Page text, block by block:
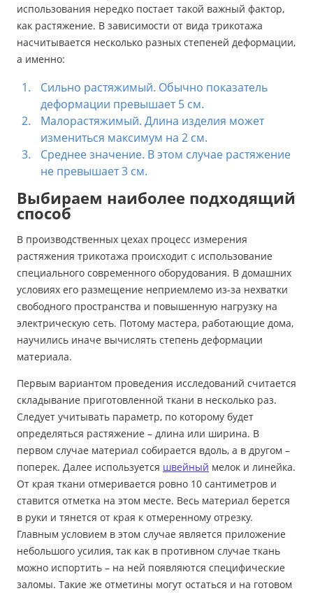
использования нередко постает такой важный фактор,
как растяжение. В зависимости от вида трикотажа
насчитывается несколько разных степеней деформации,
а именно:
Сильно растяжимый. Обычно показатель
деформации превышает 5 см.
Малорастяжимый. Длина изделия может
измениться максимум на 2 см.
Среднее значение. В этом случае растяжение
не превышает 3 см.
Выбираем наиболее подходящий
способ
В производственных цехах процесс измерения
растяжения трикотажа происходит с использование
специального современного оборудования. В домашних
условиях его размещение неприемлемо из-за нехватки
свободного пространства и повышенную нагрузку на
электрическую сеть. Потому мастера, работающие дома,
научились иначе вычислять степень деформации
материала.
Первым вариантом проведения исследований считается
складывание приготовленной ткани в несколько раз.
Следует учитывать параметр, по которому будет
определяться растяжение – длина или ширина. В
первом случае материал собирается вдоль, а в другом –
поперек. Далее используется швейный мелок и линейка.
От края ткани отмеривается ровно 10 сантиметров и
ставится отметка на этом месте. Весь материал берется
в руки и тянется от края к отмеренному отрезку.
Главным условием в этом случае является приложение
небольшого усилия, так как в противном случае ткань
можно испортить – на ней появляются специфические
заломы. Такие же отметины могут остаться и на готовом